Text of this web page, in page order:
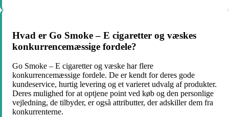
Hvad er Go Smoke – E cigaretter og væskes
konkurrencemæssige fordele?
Go Smoke – E cigaretter og væske har flere
konkurrencemæssige fordele. De er kendt for deres gode
kundeservice, hurtig levering og et varieret udvalg af produkter.
Deres mulighed for at optjene point ved køb og den personlige
vejledning, de tilbyder, er også attributter, der adskiller dem fra
konkurrenterne.